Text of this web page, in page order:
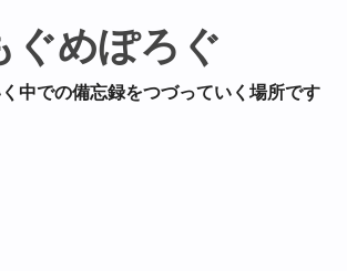
ぐめぽろぐ
中での備忘録をつづっていく場所です